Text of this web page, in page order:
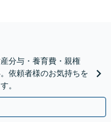
分与・養育費・親権
依頼者様のお気持ちを
。